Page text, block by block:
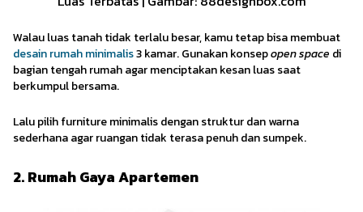
Walau luas tanah tidak terlalu besar, kamu tetap bisa membuat
desain rumah minimalis3 kamar. Gunakan konsepopen space di
bagian tengah rumah agar menciptakan kesan luas saat
berkumpul bersama.
Lalu pilih furniture minimalis dengan struktur dan warna
sederhana agar ruangan tidak terasa penuh dan sumpek.
2. Rumah Gaya Apartemen